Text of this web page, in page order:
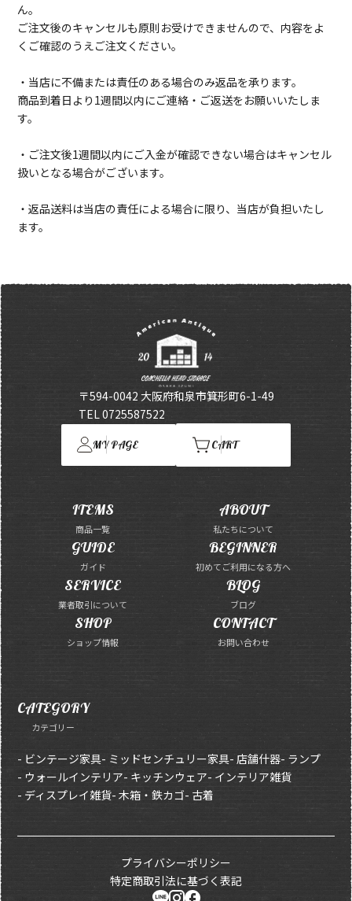
ん。
ご注文後のキャンセルも原則お受けできませんので、内容をよ
くご確認のうえご注文ください。
・当店に不備または責任のある場合のみ返品を承ります。
商品到着日より1週間以内にご連絡・ご返送をお願いいたしま
す。
・ご注文後1週間以内にご入金が確認できない場合はキャンセル
扱いとなる場合がございます。
・返品送料は当店の責任による場合に限り、当店が負担いたし
ます。
〒594-0042 大阪府和泉市箕形町6-1-49
TEL 0725587522
MY PAGE CART
ITEMS
商品一覧
ABOUT
私たちについて
GUIDE
ガイド
BEGINNER
初めてご利用になる方へ
SERVICE
業者取引について
BLOG
ブログ
SHOP
ショップ情報
CONTACT
お問い合わせ
CATEGORY
カテゴリー
- ビンテージ家具- ミッドセンチュリー家具- 店舗什器- ランプ
- ウォールインテリア- キッチンウェア- インテリア雑貨
- ディスプレイ雑貨- 木箱・鉄カゴ- 古着
プライバシーポリシー
特定商取引法に基づく表記